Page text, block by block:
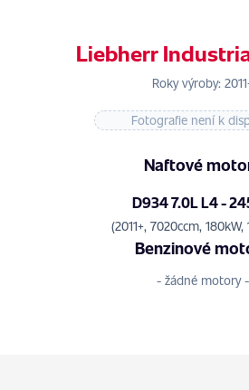
Liebherr
Roky výroby:
Fotografie není k
Naftové
D934 7.0L L4 -
(2011+, 7020ccm, 180kW,
Benzinové
- žádné motory -